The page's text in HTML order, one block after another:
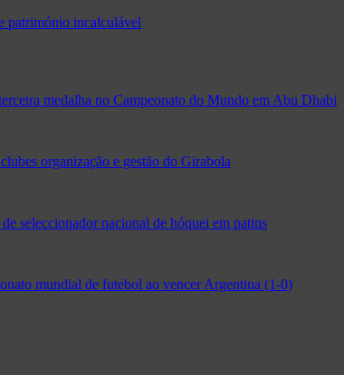
património incalculável
medalha no Campeonato do Mundo em Abu Dhabi
organização e gestão do Girabola
seleccionador nacional de hóquei em patins
mundial de futebol ao vencer Argentina (1-0)